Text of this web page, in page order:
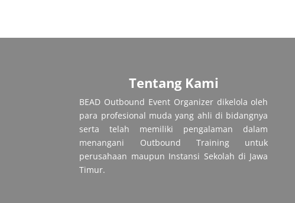
Tentang Kami
BEAD Outbound Event Organizer dikelola oleh
para profesional muda yang ahli di bidangnya
serta telah memiliki pengalaman dalam
menangani Outbound Training untuk
perusahaan maupun Instansi Sekolah di Jawa
Timur.